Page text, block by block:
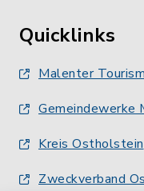
Quicklinks
Malenter
Gemeindewerke
Kreis Ostholstein
Zweckverband